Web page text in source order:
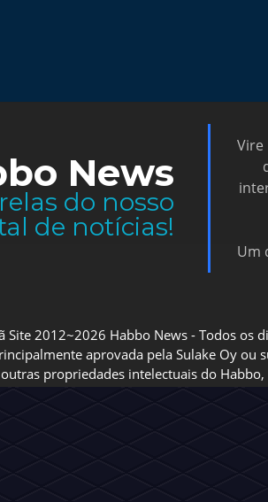
News
do nosso
de notícias!
Vire
Um
Site 2012~2026 Habbo News - Todos os
aprovada pela Sulake Oy ou
outras propriedades intelectuais do